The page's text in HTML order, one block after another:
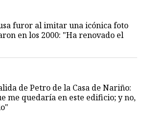
furor al imitar una icónica foto
en los 2000: "Ha renovado el
de Petro de la Casa de Nariño:
me quedaría en este edificio; y no,